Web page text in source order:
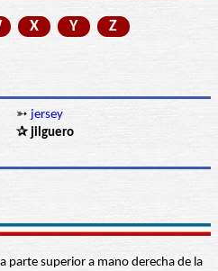
X Y Z
➳ jersey
✰ jilguero
parte superior a mano derecha de la